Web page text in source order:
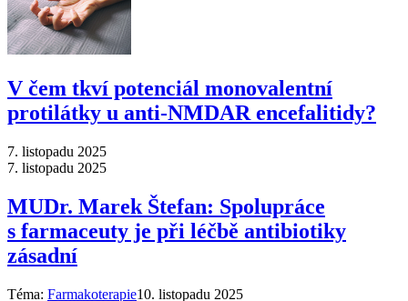
V čem tkví potenciál monovalentní
protilátky u anti-NMDAR encefalitidy?
7. listopadu 2025
7. listopadu 2025
MUDr. Marek Štefan: Spolupráce
s farmaceuty je při léčbě antibiotiky
zásadní
Téma: Farmakoterapie10. listopadu 2025